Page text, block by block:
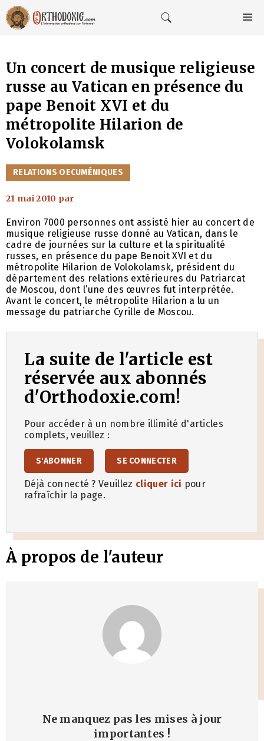
Aller
au
contenu
Un concert de musique religieuse
russe au Vatican en présence du
pape Benoit XVI et du
métropolite Hilarion de
Volokolamsk
CATÉGORIES
RELATIONS OECUMÉNIQUES
21 mai 2010 par
Environ 7000 personnes ont assisté hier au concert de
musique religieuse russe donné au Vatican, dans le
cadre de journées sur la culture et la spiritualité
russes, en présence du pape Benoit XVI et du
métropolite Hilarion de Volokolamsk, président du
département des relations extérieures du Patriarcat
de Moscou, dont l’une des œuvres fut interprétée.
Avant le concert, le métropolite Hilarion a lu un
message du patriarche Cyrille de Moscou.
La suite de l'article est
réservée aux abonnés
d'Orthodoxie.com!
Pour accéder à un nombre illimité d'articles
complets, veuillez :
S'ABONNER SE CONNECTER
Déjà connecté ? Veuillez cliquer ici pour
rafraîchir la page.
À propos de l'auteur
Ne manquez pas les mises à jour
importantes !